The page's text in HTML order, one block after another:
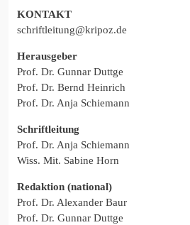
KONTAKT
schriftleitung@kripoz.de
Herausgeber
Prof. Dr. Gunnar Duttge
Prof. Dr. Bernd Heinrich
Prof. Dr. Anja Schiemann
Schriftleitung
Prof. Dr. Anja Schiemann
Wiss. Mit. Sabine Horn
Redaktion (national)
Prof. Dr. Alexander Baur
Prof. Dr. Gunnar Duttge